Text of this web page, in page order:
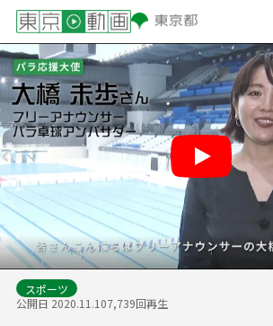
Play
スポーツ
公開日 2020.11.107,739回再生